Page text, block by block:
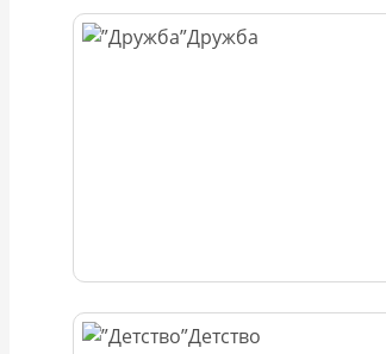
Дружба
Детство